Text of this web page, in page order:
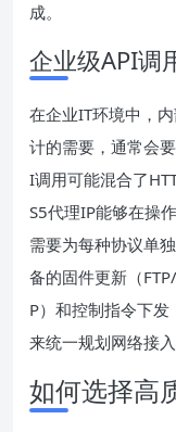
成。
企业级API调
在企业IT环境中，
计的需要，通常会
I调用可能混合了
S5代理IP能够在操
需要为每种协议单
备的固件更新（
P）和控制指令下发
来统一规划网络接
如何选择高